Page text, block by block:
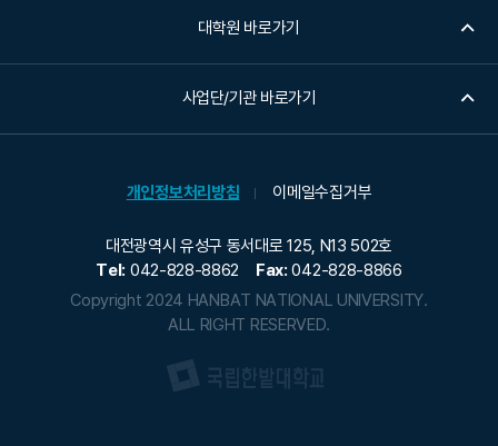
대학원 바로가기
사업단/기관 바로가기
개인정보처리방침 이메일수집거부
대전광역시 유성구 동서대로 125, N13 502호
Tel: 042-828-8862 Fax: 042-828-8866
Copyright 2024 HANBAT NATIONAL UNIVERSITY.
ALL RIGHT RESERVED.